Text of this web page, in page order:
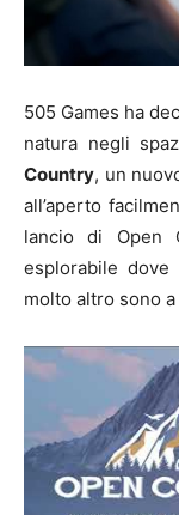
505 Games ha
natura negli
Country, un
all’aperto
lancio di Open
esplorabile dove
molto altro sono